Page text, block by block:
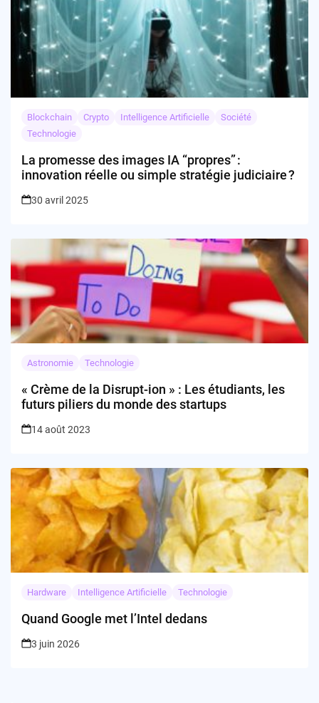
Blockchain Crypto Intelligence Artificielle
Société
Technologie
La promesse des images IA “propres” :
innovation réelle ou simple stratégie judiciaire ?
30 avril 2025
Astronomie Technologie
« Crème de la Disrupt-ion » : Les étudiants, les
futurs piliers du monde des startups
14 août 2023
Hardware Intelligence Artificielle Technologie
Quand Google met l’Intel dedans
3 juin 2026